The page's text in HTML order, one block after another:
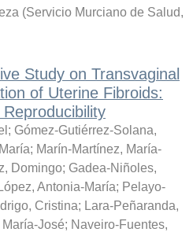
(Servicio Murciano de Salud,
Study on Transvaginal
of Uterine Fibroids:
; Gómez-Gutiérrez-Solana,
; Marín-Martínez, María-
Domingo; Gadea-Niñoles,
Antonia-María; Pelayo-
Cristina; Lara-Peñaranda,
José; Naveiro-Fuentes,